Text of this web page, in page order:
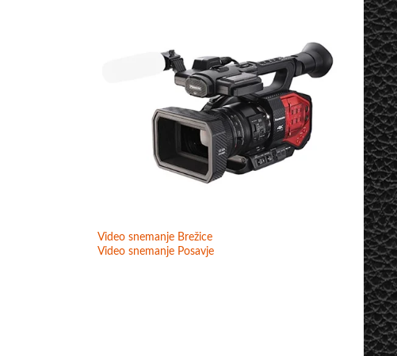
Video snemanje Brežice
Video snemanje Posavje